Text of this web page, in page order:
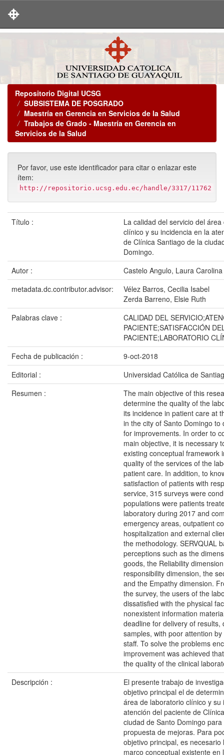
Repositorio Digital UCSG
SUBSISTEMA DE POSGRADO
Maestría en Gerencia en Servicios de la Salud
Trabajos de Grado - Maestría en Gerencia en
Servicios de la Salud
Por favor, use este identificador para citar o enlazar este
ítem:
http://repositorio.ucsg.edu.ec/handle/3317/11762
Título :
La calidad del servicio del
clínico y su incidencia en la
de Clínica Santiago de la
Domingo.
Autor :
Castelo Angulo, Laura Carolina
metadata.dc.contributor.advisor:
Vélez Barros, Cecilia Isabel
Zerda Barreno, Elsie Ruth
Palabras clave :
CALIDAD DEL
PACIENTE;SATISFACCIÓN
PACIENTE;LABORATORIO
Fecha de publicación :
9-oct-2018
Editorial :
Universidad Católica de
Resumen :
The main objective of this
determine the quality of the
its incidence in patient care at
in the city of Santo Domingo to
for improvements. In order to
main objective, it is necessary
existing conceptual framework
quality of the services of the
patient care. In addition, to
satisfaction of patients with
service, 315 surveys were
populations were patients
laboratory during 2017 and
emergency areas, outpatient
hospitalization and external
the methodology. SERVQUAL
perceptions such as the
goods, the Reliability
responsibility dimension, the
and the Empathy dimension.
the survey, the users of the
dissatisfied with the physical
nonexistent information
deadline for delivery of results,
samples, with poor attention
staff. To solve the problems
improvement was achieved
the quality of the clinical
Descripción :
El presente trabajo de
objetivo principal el de
área de laboratorio clínico y su
atención del paciente de
ciudad de Santo Domingo
propuesta de mejoras. Para
objetivo principal, es necesario
marco conceptual existente en